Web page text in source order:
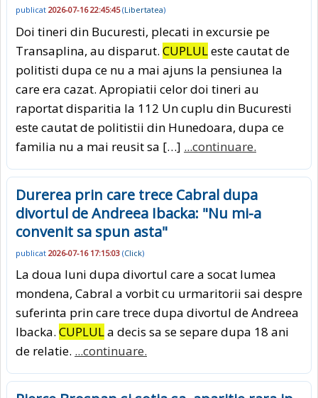
publicat 2026-07-16 22:45:45(Libertatea)
Doi tineri din Bucuresti, plecati in excursie pe
Transaplina, au disparut. CUPLULeste cautat de
politisti dupa ce nu a mai ajuns la pensiunea la
care era cazat. Apropiatii celor doi tineri au
raportat disparitia la 112 Un cuplu din Bucuresti
este cautat de politistii din Hunedoara, dupa ce
familia nu a mai reusit sa […] ...continuare.
Durerea prin care trece Cabral dupa
divortul de Andreea Ibacka: "Nu mi-a
convenit sa spun asta"
publicat 2026-07-16 17:15:03 (Click)
La doua luni dupa divortul care a socat lumea
mondena, Cabral a vorbit cu urmaritorii sai despre
suferinta prin care trece dupa divortul de Andreea
Ibacka. CUPLULa decis sa se separe dupa 18 ani
de relatie. ...continuare.